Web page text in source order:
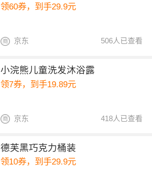
领60券，到手29.9元
506人已查看
京东
小浣熊儿童洗发沐浴露
领7券，到手19.89元
418人已查看
京东
德芙黑巧克力桶装
领10券，到手29.9元